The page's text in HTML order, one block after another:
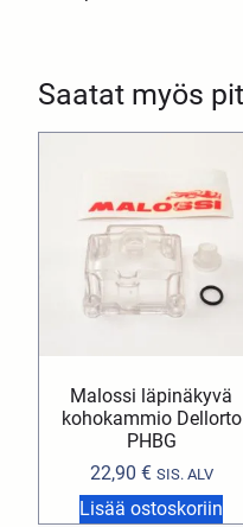
Saatat myös
Malossi läpinäkyvä
kohokammio Dellorto
PHBG
22,90 € SIS. ALV
Lisää ostoskoriin